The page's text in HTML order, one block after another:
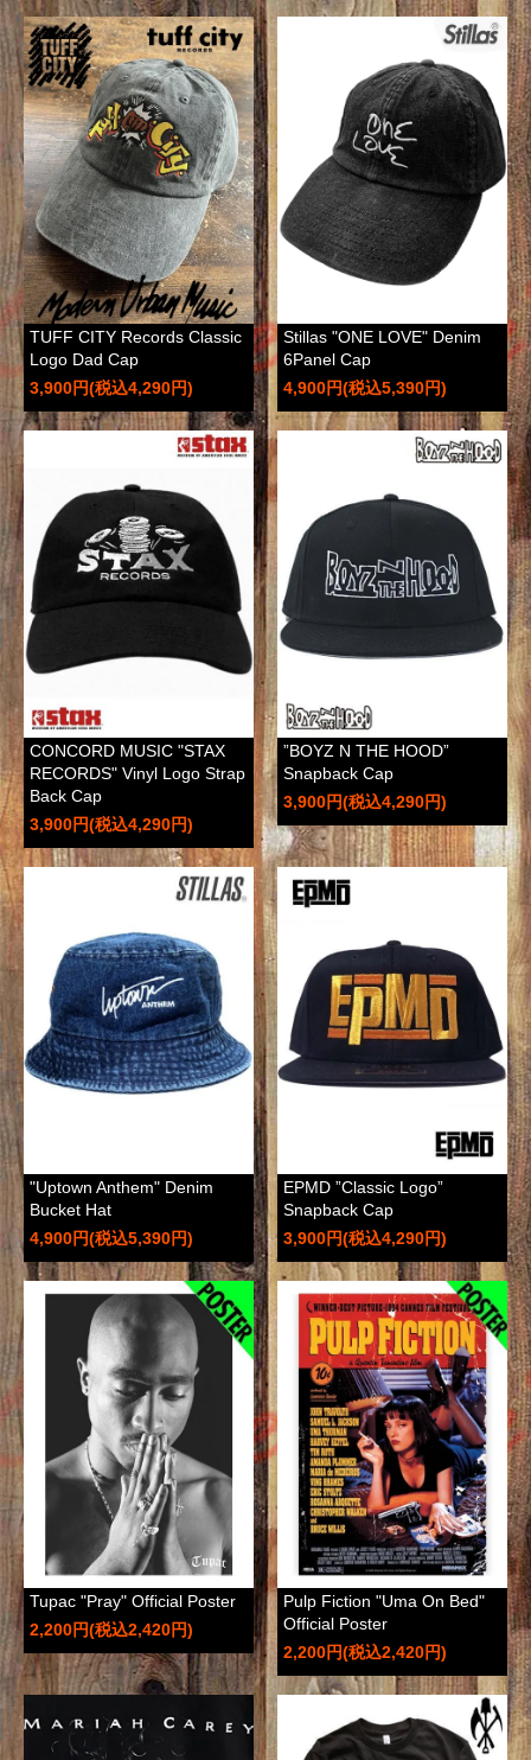
TUFF CITY Records Classic
Logo Dad Cap
3,900円(税込4,290円)
Stillas "ONE LOVE" Denim
6Panel Cap
4,900円(税込5,390円)
CONCORD MUSIC "STAX
RECORDS" Vinyl Logo Strap
Back Cap
3,900円(税込4,290円)
”BOYZ N THE HOOD”
Snapback Cap
3,900円(税込4,290円)
"Uptown Anthem" Denim
Bucket Hat
4,900円(税込5,390円)
EPMD ”Classic Logo”
Snapback Cap
3,900円(税込4,290円)
Tupac "Pray" Official Poster
2,200円(税込2,420円)
Pulp Fiction "Uma On Bed"
Official Poster
2,200円(税込2,420円)